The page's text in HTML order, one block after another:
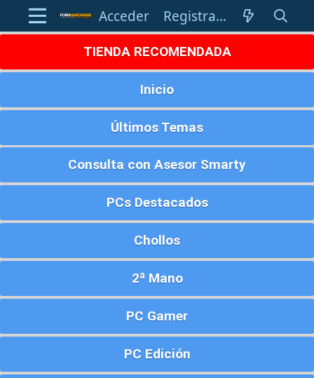
Acceder Registrarse
TIENDA RECOMENDADA
Inicio
Últimos Temas
Consulta con Asesor Smarty
PCs Destacados
Chollos
2ª Mano
PC Gamer
PC Edición